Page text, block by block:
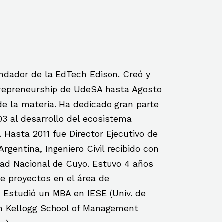
de la EdTech Edison. Creó y
de UdeSA hasta Agosto
la materia. Ha dedicado gran parte
al desarrollo del ecosistema
2011 fue Director Ejecutivo de
Ingeniero Civil recibido con
Nacional de Cuyo. Estuvo 4 años
proyectos en el área de
un MBA en IESE (Univ. de
Kellogg School of Management